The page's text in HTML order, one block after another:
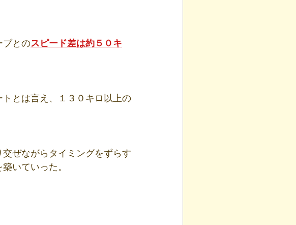
ブとのスピード差は約５０キ
とは言え、１３０キロ以上の
ぜながらタイミングをずらす
いていった。